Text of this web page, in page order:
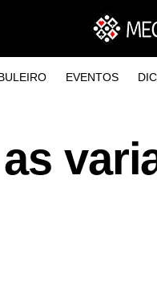
EVENTOS